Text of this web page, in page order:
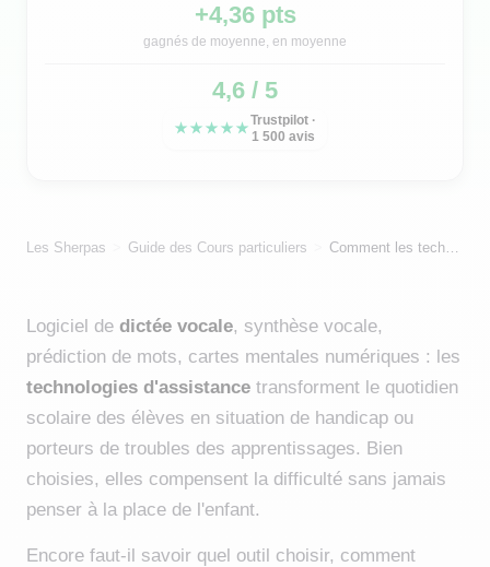
+4,36 pts
gagnés de moyenne, en moyenne
4,6 / 5
★★★★★
Trustpilot ·
1 500 avis
Les Sherpas Guide des Cours particuliers Comment les technologies d'assistance maximisent-elles le potentiel des élèves en cours particuliers ?
Logiciel de dictée vocale, synthèse vocale,
prédiction de mots, cartes mentales numériques : les
technologies d'assistance transforment le quotidien
scolaire des élèves en situation de handicap ou
porteurs de troubles des apprentissages. Bien
choisies, elles compensent la difficulté sans jamais
penser à la place de l'enfant.
Encore faut-il savoir quel outil choisir, comment